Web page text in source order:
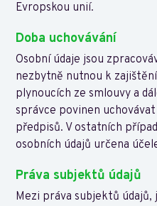
Evropskou unií.
Doba uchovávání
Osobní údaje jsou
nezbytně nutnou k
plynoucích ze smlouvy a
správce povinen
předpisů. V ostatních
osobních údajů určena
Práva subjektů údajů
Mezi práva subjektů údajů,